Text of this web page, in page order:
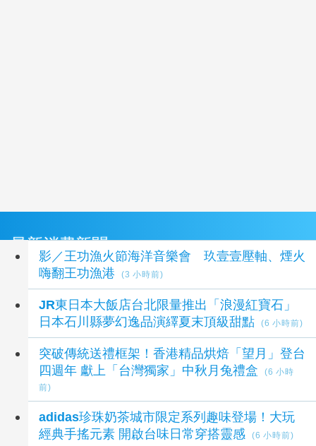
最新消費新聞
影／王功漁火節海洋音樂會 玖壹壹壓軸、煙火
嗨翻王功漁港
(3 小時前)
JR東日本大飯店台北限量推出「浪漫紅寶石」
日本石川縣夢幻逸品演繹夏末頂級甜點
(6 小時前)
突破傳統送禮框架！香港精品烘焙「望月」登台
四週年 獻上「台灣獨家」中秋月兔禮盒
(6 小時
前)
adidas珍珠奶茶城市限定系列趣味登場！大玩
經典手搖元素 開啟台味日常穿搭靈感
(6 小時前)